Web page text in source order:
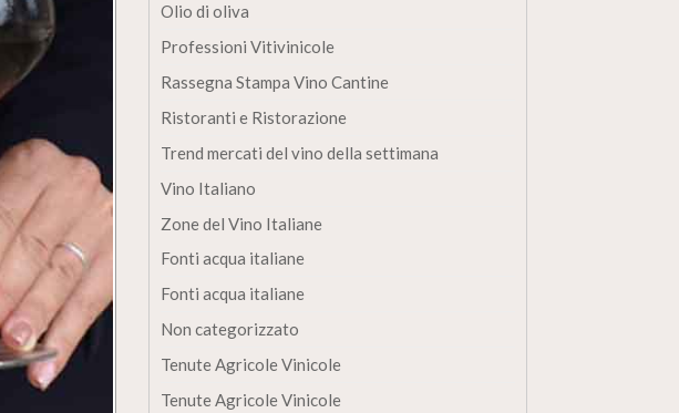
Olio di oliva
Professioni Vitivinicole
Rassegna Stampa Vino Cantine
Ristoranti e Ristorazione
Trend mercati del vino della settimana
Vino Italiano
Zone del Vino Italiane
Fonti acqua italiane
Fonti acqua italiane
Non categorizzato
Tenute Agricole Vinicole
Tenute Agricole Vinicole